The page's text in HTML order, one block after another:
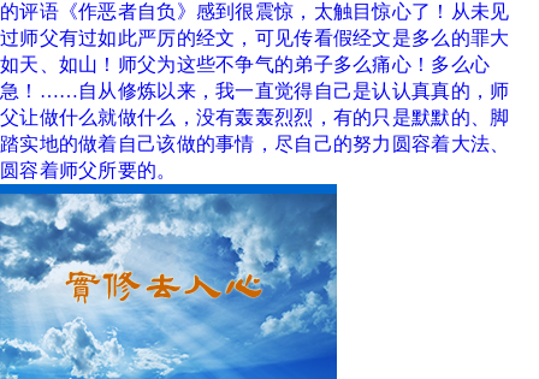
的评语《作恶者自负》感到很震惊，太触目惊心了！从未见
过师父有过如此严厉的经文，可见传看假经文是多么的罪大
如天、如山！师父为这些不争气的弟子多么痛心！多么心
急！……自从修炼以来，我一直觉得自己是认认真真的，师
父让做什么就做什么，没有轰轰烈烈，有的只是默默的、脚
踏实地的做着自己该做的事情，尽自己的努力圆容着大法、
圆容着师父所要的。